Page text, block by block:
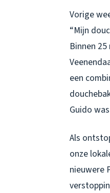
Vorige
“Mijn
Binnen
een
Guido
Als
onze
nieuwere